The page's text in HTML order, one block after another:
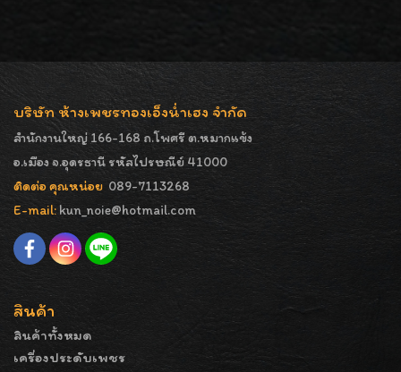
บริษัท ห้างเพชรทองเอ็งน่ำเฮง จำกัด
สำนักงานใหญ่ 166-168 ถ.โพศรี ต.หมากแข้ง
อ.เมือง จ.อุดรธานี รหัสไปรษณีย์ 41000
ติดต่อ คุณหน่อย 089-7113268
E-mail: kun_noie@hotmail.com
สินค้า
สินค้าทั้งหมด
เครื่องประดับเพชร